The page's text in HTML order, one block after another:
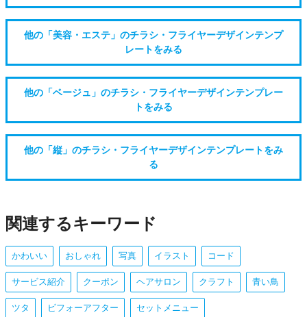
他の「美容・エステ」のチラシ・フライヤーデザインテンプ
レートをみる
他の「ベージュ」のチラシ・フライヤーデザインテンプレー
トをみる
他の「縦」のチラシ・フライヤーデザインテンプレートをみ
る
関連するキーワード
かわいい おしゃれ 写真 イラスト コード
サービス紹介 クーポン ヘアサロン クラフト 青い鳥
ツタ ビフォーアフター セットメニュー